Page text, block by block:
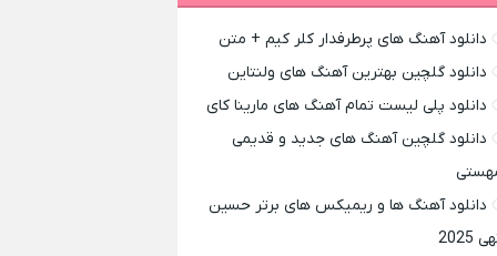
دانلود آهنگ های پرطرفدار کلر کیم + متن
دانلود گلچین بهترین آهنگ های ولنتاین
دانلود پلی لیست تمام آهنگ های مارینا کای
دانلود گلچین آهنگ های جدید و قدیمی
دانلود آهنگ ها و ریمیکس های برتر حسین
2025